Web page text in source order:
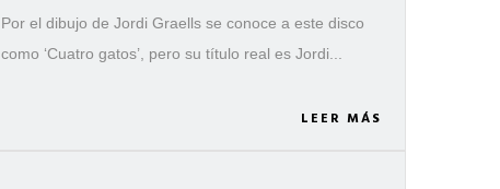
Por el dibujo de Jordi Graells se conoce a este disco
como ‘Cuatro gatos’, pero su título real es Jordi...
LEER MÁS